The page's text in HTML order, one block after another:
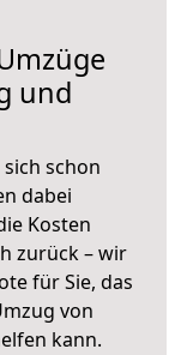
und
schon
dabei
Kosten
zurück – wir
für Sie, das
von
kann.